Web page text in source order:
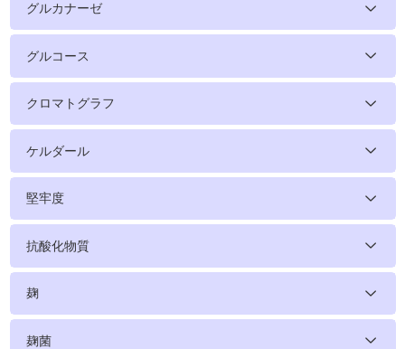
グルカナーゼ
グルコース
クロマトグラフ
ケルダール
堅牢度
抗酸化物質
麹
麹菌